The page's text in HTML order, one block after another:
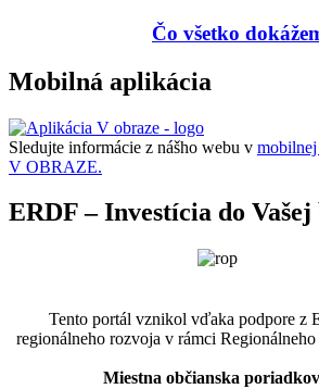
Čo všetko
Mobilná aplikácia
Sledujte informácie z nášho webu v
V OBRAZE.
ERDF – Investícia do
Tento portál vznikol vďaka podpore z
regionálneho rozvoja v rámci
Miestna občianska